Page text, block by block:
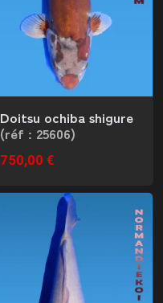
Doitsu ochiba shigure
(réf : 25606)
750,00 €